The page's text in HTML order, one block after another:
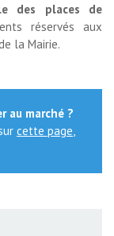
des places de
réservés aux
la Mairie.
au marché ?
cette page